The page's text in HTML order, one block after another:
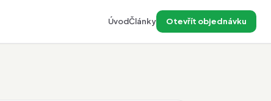
ÚvodČlánky Otevřít objednávku